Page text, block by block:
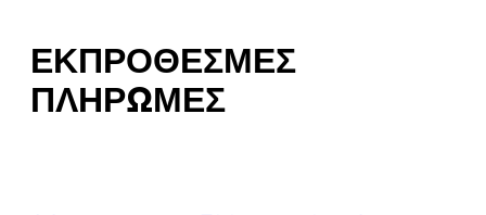
ΕΚΠΡΌΘΕΣΜΕΣ
ΠΛΗΡΩΜΈΣ